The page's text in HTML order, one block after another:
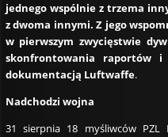
jednego wspólnie z trzema
z dwoma innymi. Z jego
w pierwszym zwycięstwie
skonfrontowania raportów i
dokumentacją Luftwaffe.
Nadchodzi wojna
31 sierpnia 18 myśliwców PZL